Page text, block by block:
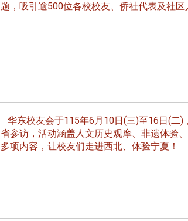
题，吸引逾500位各校校友、侨社代表及社区
华东校友会于115年6月10日(三)至16日(二)
省参访，活动涵盖人文历史观摩、非遗体验
多项内容，让校友们走进西北、体验宁夏！